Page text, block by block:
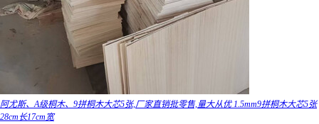
阿尤斯、A级桐木、9拼桐木大芯5张,厂家直销批零售,量大从优 1.5mm9拼桐木大芯5张
28cm长17cm宽